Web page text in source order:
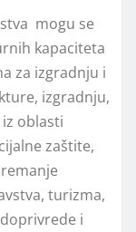
mogu se
kapaciteta
za izgradnju i
izgradnju,
oblasti
zaštite,
turizma,
i